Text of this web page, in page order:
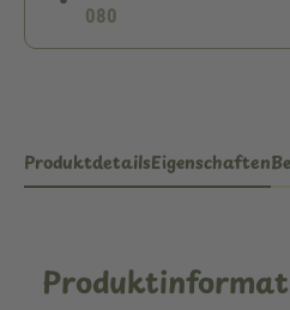
080
ProduktdetailsEigenschaften